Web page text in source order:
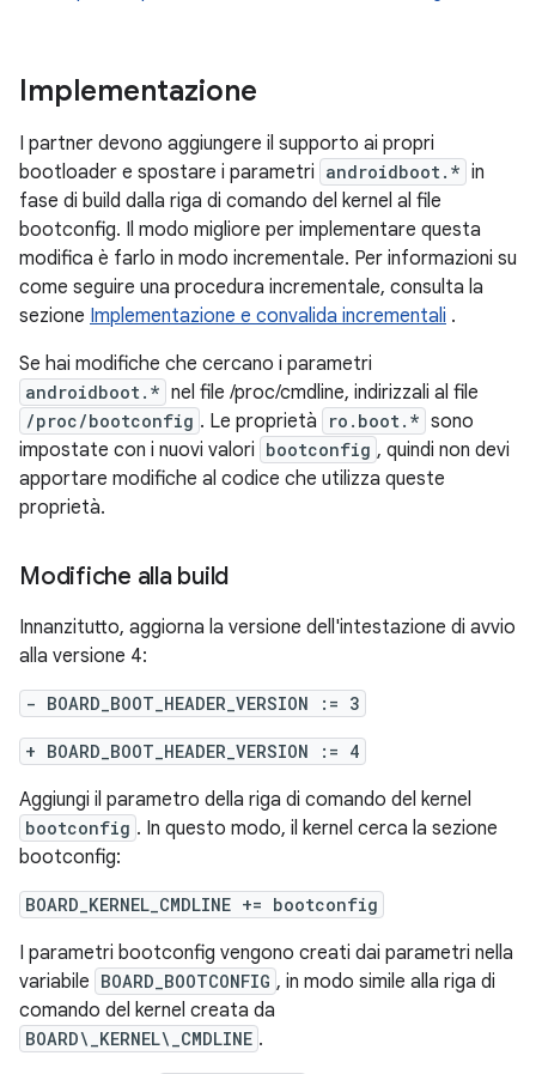
Implementazione
I partner devono aggiungere il supporto ai propri
bootloader e spostare i parametri androidboot.* in
fase di build dalla riga di comando del kernel al file
bootconfig. Il modo migliore per implementare questa
modifica è farlo in modo incrementale. Per informazioni su
come seguire una procedura incrementale, consulta la
sezione Implementazione e convalida incrementali .
Se hai modifiche che cercano i parametri
androidboot.* nel file /proc/cmdline, indirizzali al file
/proc/bootconfig . Le proprietà ro.boot.* sono
impostate con i nuovi valori bootconfig , quindi non devi
apportare modifiche al codice che utilizza queste
proprietà.
Modifiche alla build
Innanzitutto, aggiorna la versione dell'intestazione di avvio
alla versione 4:
- BOARD_BOOT_HEADER_VERSION := 3
+ BOARD_BOOT_HEADER_VERSION := 4
Aggiungi il parametro della riga di comando del kernel
bootconfig . In questo modo, il kernel cerca la sezione
bootconfig:
BOARD_KERNEL_CMDLINE += bootconfig
I parametri bootconfig vengono creati dai parametri nella
variabile BOARD_BOOTCONFIG , in modo simile alla riga di
comando del kernel creata da
BOARD\_KERNEL\_CMDLINE .